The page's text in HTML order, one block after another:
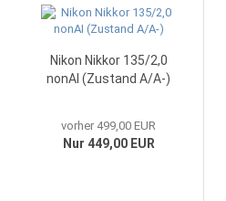
Nikon Nikkor 135/2,0
nonAI (Zustand A/A-)
vorher 499,00 EUR
Nur 449,00 EUR